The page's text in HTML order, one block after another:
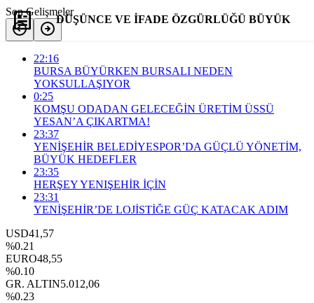
Son Gelişmeler
22:16
BURSA BÜYÜRKEN BURSALI NEDEN
YOKSULLAŞIYOR
0:25
KOMŞU ODADAN GELECEĞİN ÜRETİM ÜSSÜ
YESAN’A ÇIKARTMA!
23:37
YENİŞEHİR BELEDİYESPOR’DA GÜÇLÜ YÖNETİM,
BÜYÜK HEDEFLER
23:35
HERŞEY YENIŞEHİR İÇİN
23:31
YENİŞEHİR’DE LOJİSTİĞE GÜÇ KATACAK ADIM
USD41,57
%0.21
EURO48,55
%0.10
GR. ALTIN5.012,06
%0.23
DÜŞÜNCE VE İFADE ÖZGÜRLÜĞÜ BÜYÜK
BASKI ALTINDA
Yorum Yap